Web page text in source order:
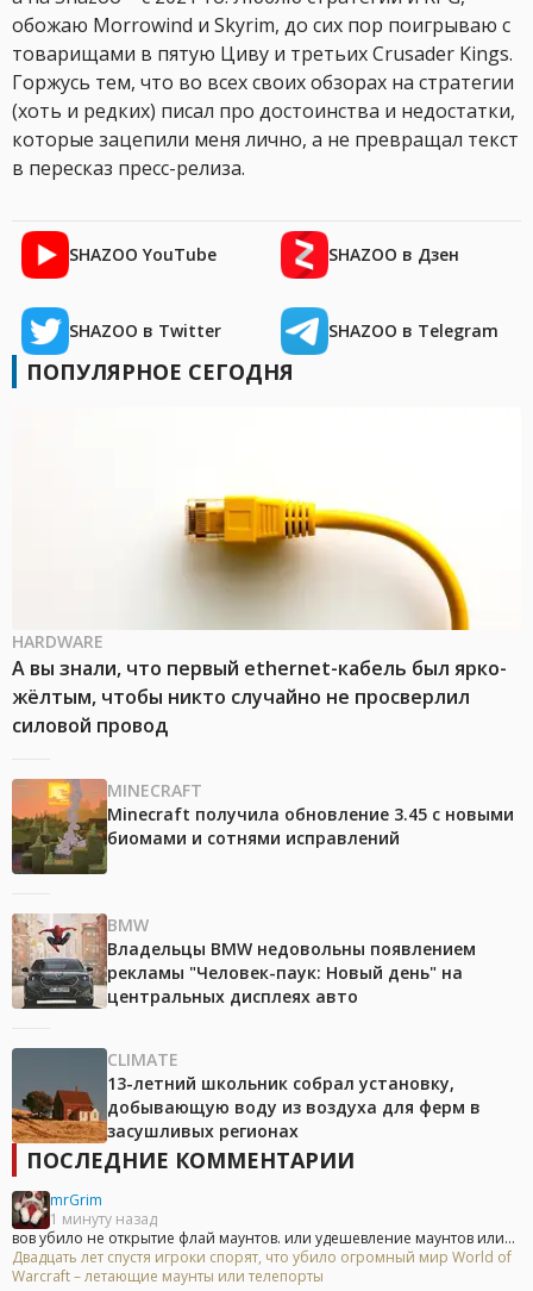
обожаю Morrowind и Skyrim, до сих пор поигрываю с
товарищами в пятую Циву и третьих Crusader Kings.
Горжусь тем, что во всех своих обзорах на стратегии
(хоть и редких) писал про достоинства и недостатки,
которые зацепили меня лично, а не превращал текст
в пересказ пресс-релиза.
SHAZOO YouTube SHAZOO в Дзен
SHAZOO в Twitter SHAZOO в Telegram
ПОПУЛЯРНОЕ СЕГОДНЯ
HARDWARE
А вы знали, что первый ethernet-кабель был ярко-
жёлтым, чтобы никто случайно не просверлил
силовой провод
MINECRAFT
Minecraft получила обновление 3.45 с новыми
биомами и сотнями исправлений
BMW
Владельцы BMW недовольны появлением
рекламы "Человек-паук: Новый день" на
центральных дисплеях авто
CLIMATE
13-летний школьник собрал установку,
добывающую воду из воздуха для ферм в
засушливых регионах
ПОСЛЕДНИЕ КОММЕНТАРИИ
mrGrim
1 минуту назад
вов убило не открытие флай маунтов. или удешевление маунтов или...
Двадцать лет спустя игроки спорят, что убило огромный мир World of
Warcraft – летающие маунты или телепорты